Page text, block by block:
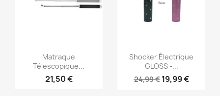
Aperçu rapide
Matraque
Télescopique...
21,50 €
Aperçu rapide
Shocker Électrique
GLOSS -...
24,99 € 19,99 €